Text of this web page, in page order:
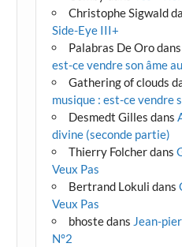
Christophe Sigwald
Side-Eye III+
Palabras De Orodans
est-ce vendre son âme
Gathering of clouds
musique : est-ce vendre
Desmedt Gilles dans
divine (seconde partie)
Thierry Folcherdans
Veux Pas
Bertrand Lokuli dans
Veux Pas
bhostedans Jean-
N°2